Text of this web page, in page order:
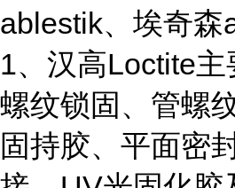
ablestik、埃奇森
1、汉高Loctite主
螺纹锁固、管螺
固持胶、平面密